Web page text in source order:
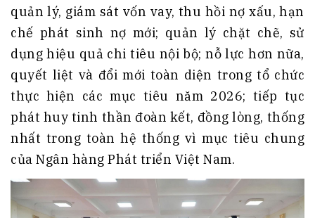
quản lý, giám sát vốn vay, thu hồi nợ xấu, hạn
chế phát sinh nợ mới; quản lý chặt chẽ, sử
dụng hiệu quả chi tiêu nội bộ; nỗ lực hơn nữa,
quyết liệt và đổi mới toàn diện trong tổ chức
thực hiện các mục tiêu năm 2026; tiếp tục
phát huy tinh thần đoàn kết, đồng lòng, thống
nhất trong toàn hệ thống vì mục tiêu chung
của Ngân hàng Phát triển Việt Nam.